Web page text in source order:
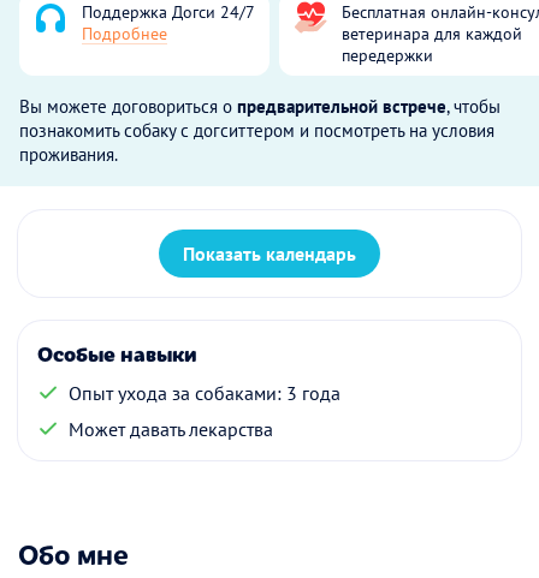
Поддержка Догси 24/7
Подробнее
Бесплатная онлайн-
ветеринара для каждой
передержки
Вы можете договориться о предварительной встрече, чтобы
познакомить собаку с догситтером и посмотреть на условия
проживания.
Показать календарь
Особые навыки
Опыт ухода за собаками: 3 года
Может давать лекарства
Обо мне